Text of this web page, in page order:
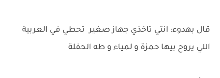
قال بهدوء: انتي تاخذي جهاز صغير تحطي في العربية
اللي يروح بيها حمزة و لمياء و طه الحفلة